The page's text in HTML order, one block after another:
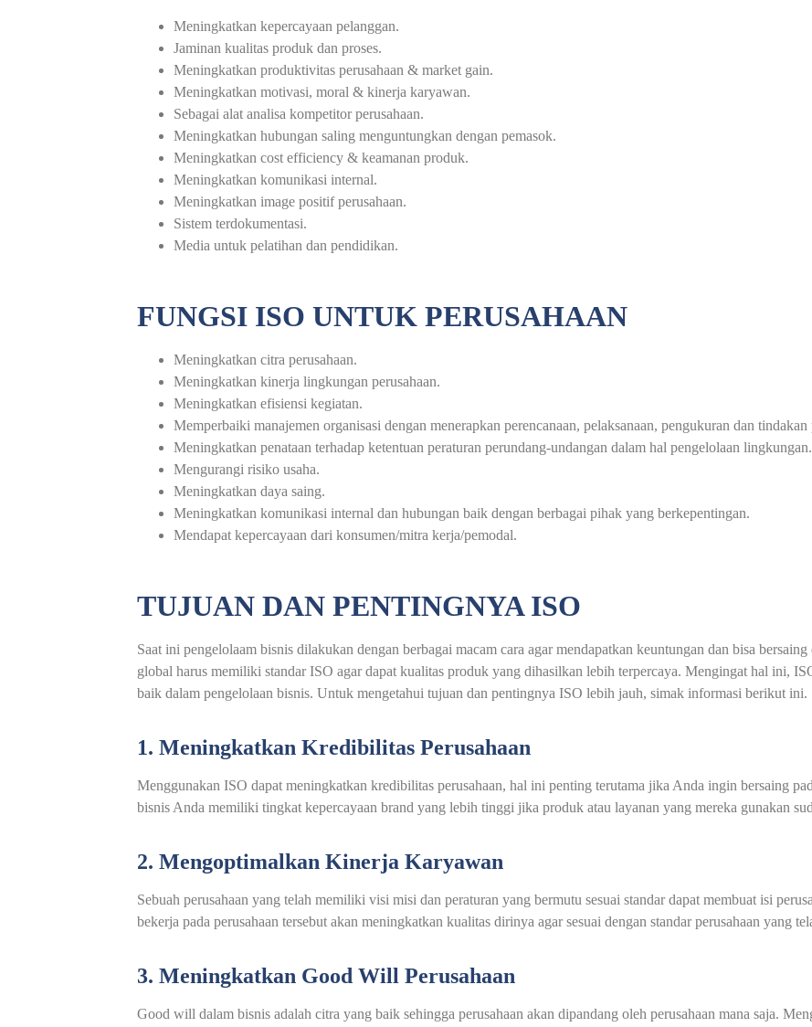
Meningkatkan kepercayaan pelanggan.
Jaminan kualitas produk dan proses.
Meningkatkan produktivitas perusahaan & market gain.
Meningkatkan motivasi, moral & kinerja karyawan.
Sebagai alat analisa kompetitor perusahaan.
Meningkatkan hubungan saling menguntungkan dengan pemasok.
Meningkatkan cost efficiency & keamanan produk.
Meningkatkan komunikasi internal.
Meningkatkan image positif perusahaan.
Sistem terdokumentasi.
Media untuk pelatihan dan pendidikan.
FUNGSI ISO UNTUK PERUSAHAAN
Meningkatkan citra perusahaan.
Meningkatkan kinerja lingkungan perusahaan.
Meningkatkan efisiensi kegiatan.
Memperbaiki manajemen organisasi dengan menerapkan perencanaan, pelaksanaan, pengukuran dan
Meningkatkan penataan terhadap ketentuan peraturan perundang-undangan dalam hal pengelolaan lingkungan.
Mengurangi risiko usaha.
Meningkatkan daya saing.
Meningkatkan komunikasi internal dan hubungan baik dengan berbagai pihak yang berkepentingan.
Mendapat kepercayaan dari konsumen/mitra kerja/pemodal.
TUJUAN DAN PENTINGNYA ISO
Saat ini pengelolaam bisnis dilakukan dengan berbagai macam cara agar mendapatkan keuntungan dan bisa
global harus memiliki standar ISO agar dapat kualitas produk yang dihasilkan lebih terpercaya. Mengingat hal ini,
baik dalam pengelolaan bisnis. Untuk mengetahui tujuan dan pentingnya ISO lebih jauh, simak informasi berikut ini.
1. Meningkatkan Kredibilitas Perusahaan
Menggunakan ISO dapat meningkatkan kredibilitas perusahaan, hal ini penting terutama jika Anda ingin bersaing
bisnis Anda memiliki tingkat kepercayaan brand yang lebih tinggi jika produk atau layanan yang mereka gunakan
2. Mengoptimalkan Kinerja Karyawan
Sebuah perusahaan yang telah memiliki visi misi dan peraturan yang bermutu sesuai standar dapat membuat isi
bekerja pada perusahaan tersebut akan meningkatkan kualitas dirinya agar sesuai dengan standar perusahaan yang
3. Meningkatkan Good Will Perusahaan
Good will dalam bisnis adalah citra yang baik sehingga perusahaan akan dipandang oleh perusahaan mana saja.